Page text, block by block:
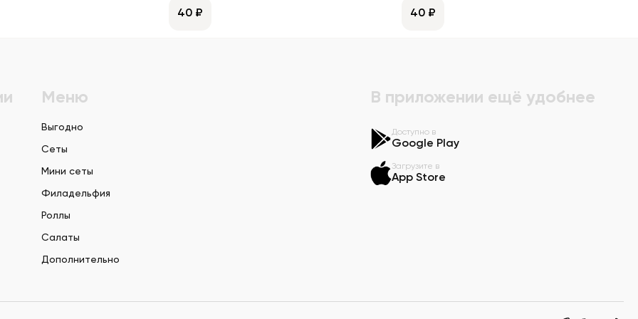
40 ₽ 40 ₽
Меню
Выгодно
Сеты
Мини сеты
Филадельфия
Роллы
Салаты
Дополнительно
В приложении ещё удобнее
Доступно в
Google Play
Загрузите в
App Store